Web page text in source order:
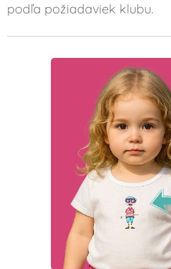
podľa požiadaviek klubu.